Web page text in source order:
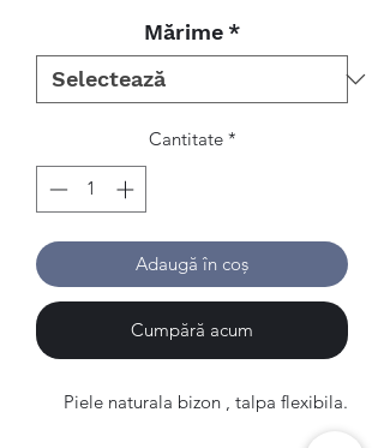
Mărime *
Cantitate *
Adaugă în coș
Cumpără acum
Piele naturala bizon , talpa flexibila.